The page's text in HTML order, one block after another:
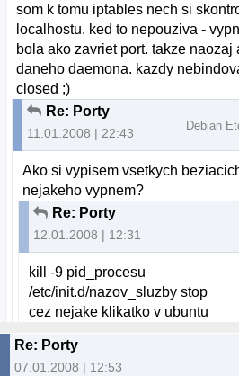
som k tomu iptables nech si
localhostu. ked to nepouziva -
bola ako zavriet port. takze
daneho daemona. kazdy
closed ;)
Re: Porty
11.01.2008 | 22:43
Debian
Ako si vypisem vsetkych
nejakeho vypnem?
Re: Porty
12.01.2008 | 12:31
kill -9 pid_procesu
/etc/init.d/nazov_sluzby stop
cez nejake klikatko v ubuntu
Re: Porty
07.01.2008 | 12:53